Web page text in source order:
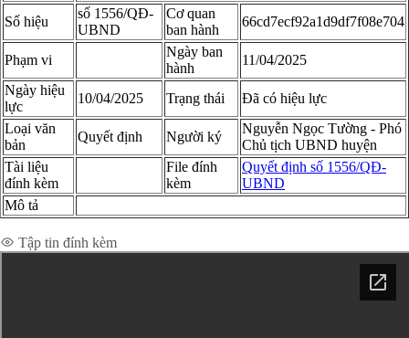
Số hiệu
số 1556/QĐ-
UBND
Cơ quan
ban hành
66cd7ecf92a1d9df7f08e704
Phạm vi
Ngày ban
hành
11/04/2025
Ngày hiệu
lực
10/04/2025 Trạng thái
Đã có hiệu lực
Loại văn
bản
Quyết định Người ký
Nguyễn Ngọc Tường - Phó
Chủ tịch UBND huyện
Tài liệu
đính kèm
File đính
kèm
Quyết định số 1556/QĐ-
UBND
Mô tả
Tập tin đính kèm